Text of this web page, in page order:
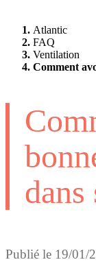
Atlantic
FAQ
Ventilation
Comment
dans
Publié le 19/01/